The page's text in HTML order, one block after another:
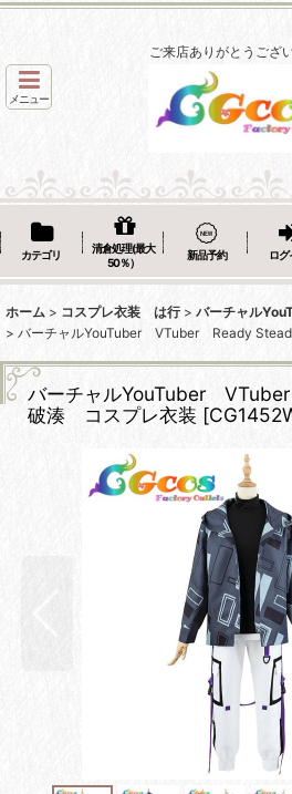
ご来店ありがとうござ
メニュー
カテゴリ
清倉処理(最大
50％）
新品予約 ログ
ホーム > コスプレ衣装 は行 > バーチャル
> バーチャルYouTuber VTuber Ready
バーチャルYouTuber
破湊 コスプレ衣装 [